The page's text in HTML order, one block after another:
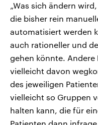
„Was sich ändern
die bisher rein
automatisiert werden
auch rationeller und
gehen könnte. Andere
vielleicht davon
des jeweiligen
vielleicht so Gruppen
halten kann, die für